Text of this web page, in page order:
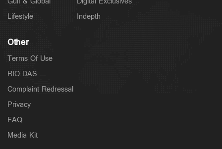
Lifestyle
Indepth
Other
Terms Of Use
RIO DAS
Complaint Redressal
Privacy
FAQ
Media Kit